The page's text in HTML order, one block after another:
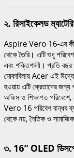
২. রিসাইকেলড
Aspire Vero 16-এর
থেকে তৈরি। এটি শুধু
এবং শক্তিশালী। প্রতি
মোকাবিলায় Acer এই
হওয়ায় এটি ক্রেতাদের জন্য
অফিস ও শিক্ষাগত
Vero 16 পরিবেশ বান্ধব
থেকে নয়, নৈতিক ও
৩. 16” OLED